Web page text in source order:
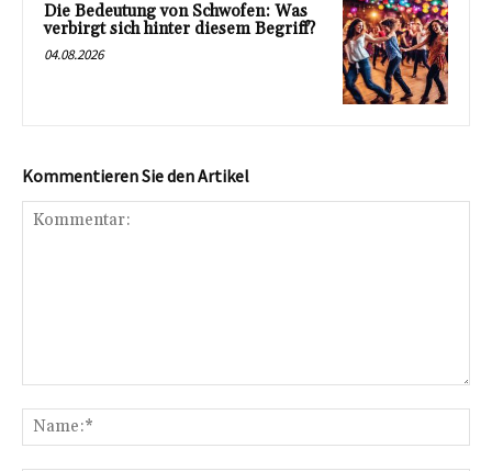
Die Bedeutung von Schwofen: Was
verbirgt sich hinter diesem Begriff?
04.08.2026
Kommentieren Sie den Artikel